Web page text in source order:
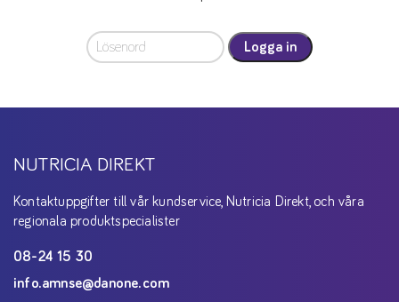
Logga in
NUTRICIA DIREKT
Kontaktuppgifter till vår kundservice, Nutricia Direkt, och våra
regionala produktspecialister
08-24 15 30
info.amnse@danone.com